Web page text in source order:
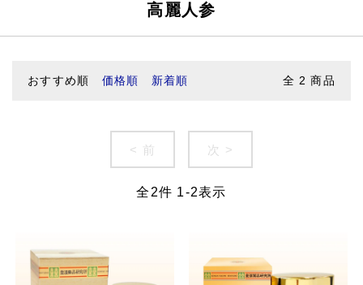
高麗人参
おすすめ順 価格順 新着順 全 2 商品
< 前 次 >
全 2件 1-2表示